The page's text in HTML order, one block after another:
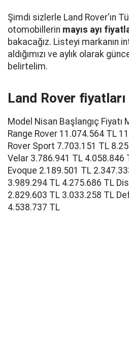
Şimdi sizlerle Land Rover'ın
otomobillerin mayıs ayı
bakacağız. Listeyi markanın
aldığımızı ve aylık olarak
belirtelim.
Land Rover
Model Nisan Başlangıç Fiyatı
Range Rover 11.074.564 TL
Rover Sport 7.703.151 TL
Velar 3.786.941 TL 4.058.846
Evoque 2.189.501 TL
3.989.294 TL 4.275.686 TL
2.829.603 TL 3.033.258 TL
4.538.737 TL